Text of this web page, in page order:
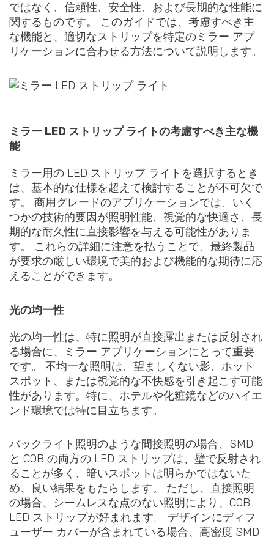
ではなく、信頼性、安全性、および長期的な性能に
関するものです。 このガイドでは、考慮すべき主
な機能と、適切なストリップを特定のミラー アプ
リケーションに合わせる方法について説明します。
ミラー LED ストリップ ライトの考慮すべき主な機
能
ミラー用の LED ストリップ ライトを選択するとき
は、基本的な仕様を超えて検討することが不可欠で
す。 商用グレードのアプリケーションでは、いく
つかの技術的要因が照明性能、視覚的な快適さ、長
期的な耐久性に直接影響を与える可能性がありま
す。 これらの詳細に注意を払うことで、最終製品
が要求の厳しい環境で美的および機能的な期待に応
えることができます。
光の均一性
光の均一性は、特に照明が直接露出または反射され
る場合に、ミラー アプリケーションにとって重要
です。 不均一な照明は、望ましくない影、ホット
スポット、または視覚的な不快感を引き起こす可能
性があります。特に、ホテルや化粧鏡などのハイエ
ンド環境では特に目立ちます。
バックライト照明のような間接照明の場合、SMD
と COB の両方の LED ストリップは、壁で反射され
ることが多く、暗いスポットは明らかではないた
め、良い結果をもたらします。 ただし、直接照明
の場合、シームレスな点のない照明により、COB
LED ストリップが好まれます。 デザインにディフ
ューザー カバーが含まれている場合、高密度 SMD